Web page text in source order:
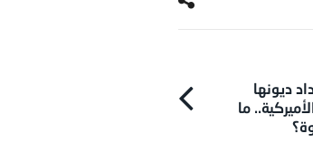
ديونها
ما